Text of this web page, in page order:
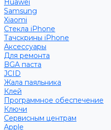
Huawei
Samsung
Xiaomi
Стекла iPhone
Тачскрины iPhone
Аксессуары
Для ремонта
BGA паста
JCID
Жала паяльника
Клей
Программное обеспечение
Ключи
Сервисным центрам
Apple